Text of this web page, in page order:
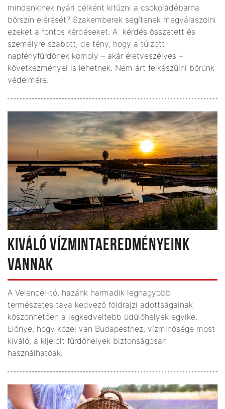
mindenkinek nyári célként kitűzni a csokoládébarna
bőrszín elérését? Szakemberek segítenek megválaszolni
ezeket a fontos kérdéseket. A kérdés összetett és
személyre szabott, de tény, hogy a túlzott
napfényfürdőnek komoly – akár életveszélyes –
következményei is lehetnek. Nem árt felkészülni bőrünk
védelmére.
KIVÁLÓ VÍZMINTAEREDMÉNYEINK
VANNAK
A Velencei-tó, hazánk harmadik legnagyobb
természetes tava kedvező földrajzi adottságainak
köszönhetően a legkedveltebb üdülőhelyek egyike.
Előnye, hogy közel van Budapesthez, vízminősége most
kiváló, a kijelölt fürdőhelyek biztonságosan
használhatóak.